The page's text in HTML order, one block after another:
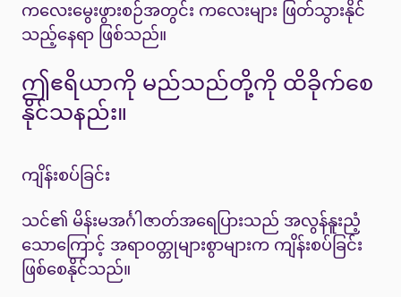
ကလေးမွေးဖွားစဉ်အတွင်း ကလေးများ ဖြတ်သွားနိုင်
သည့်နေရာ ဖြစ်သည်။
ဤဧရိယာကို မည်သည်တို့ကို ထိခိုက်စေ
နိုင်သနည်း။
ကျိန်းစပ်ခြင်း
သင်၏ မိန်းမအင်္ဂါဇာတ်အရေပြားသည် အလွန်နူးညံ့
သောကြောင့် အရာဝတ္တုများစွာများက ကျိန်းစပ်ခြင်း
ဖြစ်စေနိုင်သည်။